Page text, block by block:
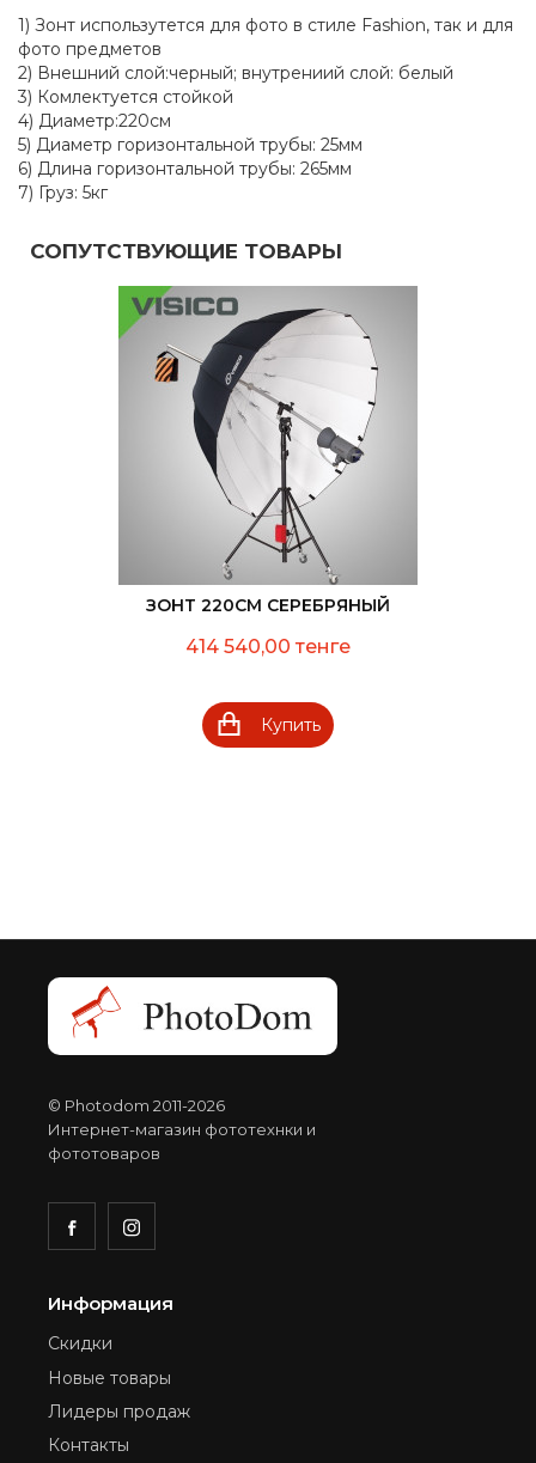
1) Зонт использутется для фото в стиле Fashion, так и для
фото предметов
2) Внешний слой:черный; внутрениий слой: белый
3) Комлектуется стойкой
4) Диаметр:220см
5) Диаметр горизонтальной трубы: 25мм
6) Длина горизонтальной трубы: 265мм
7) Груз: 5кг
СОПУТСТВУЮЩИЕ ТОВАРЫ
ЗОНТ 220СМ СЕРЕБРЯНЫЙ
414 540,00 тенге
Купить
© Photodom 2011-2026
Интернет-магазин фототехнки и
фототоваров
Информация
Скидки
Новые товары
Лидеры продаж
Контакты